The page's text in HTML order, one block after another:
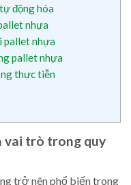
động hóa
nhựa
pallet nhựa
pallet nhựa
thực tiễn
vai trò trong quy
trở nên phổ biến trong